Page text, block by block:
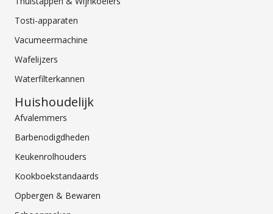
Tosti-apparaten
Vacumeermachine
Wafelijzers
Waterfilterkannen
Huishoudelijk
Afvalemmers
Barbenodigdheden
Keukenrolhouders
Kookboekstandaards
Opbergen & Bewaren